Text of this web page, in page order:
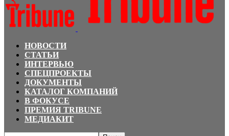
НОВОСТИ
СТАТЬИ
ИНТЕРВЬЮ
СПЕЦПРОЕКТЫ
ДОКУМЕНТЫ
КАТАЛОГ КОМПАНИЙ
В ФОКУСЕ
ПРЕМИЯ TRIBUNE
МЕДИАКИТ